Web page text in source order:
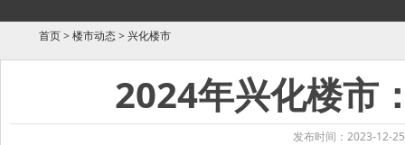
首页> 楼市动态> 兴化楼市
2024年兴化楼市
发布时间：2023-12-